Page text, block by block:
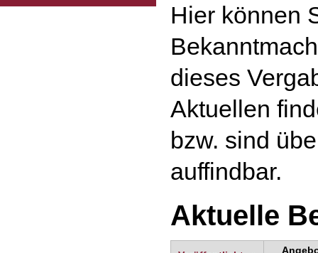
Hier können
dieses
Aktuellen
bzw. sind
auffindbar.
Aktuelle